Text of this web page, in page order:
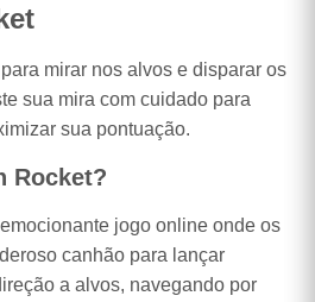
mirar nos alvos e disparar os
sua mira com cuidado para
sua pontuação.
Rocket?
jogo online onde os
canhão para lançar
a alvos, navegando por